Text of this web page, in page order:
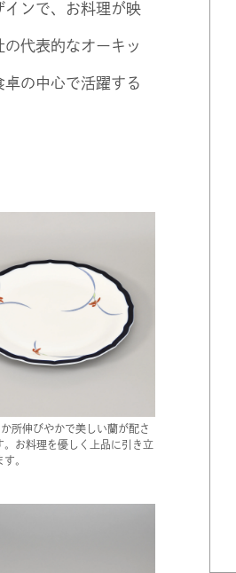
インで、お料理が映
代表的なオーキッ
卓の中心で活躍する
所伸びやかで美しい蘭が配さ
。お料理を優しく上品に引き立
。